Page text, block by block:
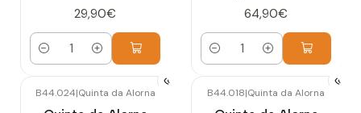
29,90€
Cantidad
64,90€
Cantidad
B44.024|Quinta da Alorna B44.018|Quinta da Alorna